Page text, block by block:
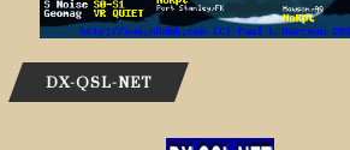
DX-QSL-NET